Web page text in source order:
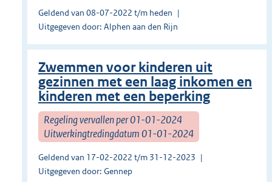
Geldend van 08-07-2022 t/m heden
Uitgegeven door: Alphen aan den Rijn
Zwemmen voor kinderen uit
gezinnen met een laag inkomen en
kinderen met een beperking
Regeling vervallen per 01-01-2024
Uitwerkingtredingdatum 01-01-2024
Geldend van 17-02-2022 t/m 31-12-2023
Uitgegeven door: Gennep